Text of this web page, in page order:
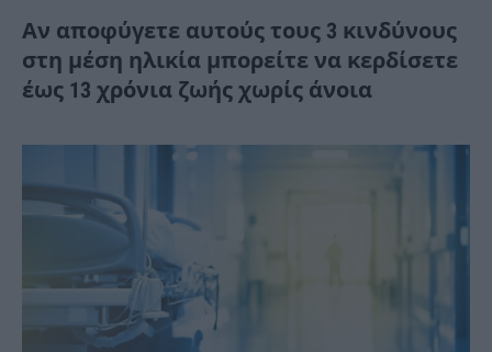
Αν αποφύγετε αυτούς τους 3 κινδύνους
στη μέση ηλικία μπορείτε να κερδίσετε
έως 13 χρόνια ζωής χωρίς άνοια